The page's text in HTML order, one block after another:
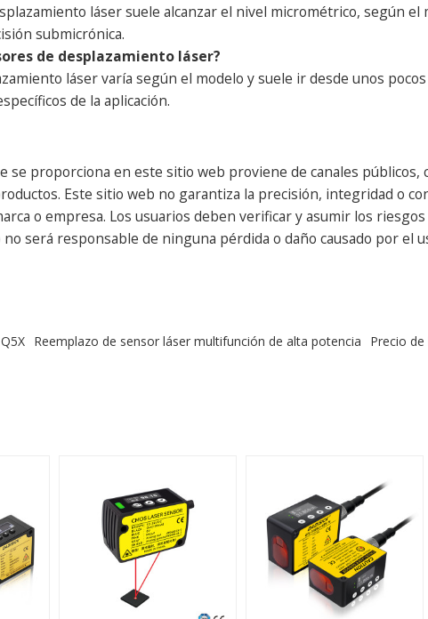
láser suele alcanzar el nivel micrométrico, según
submicrónica.
de desplazamiento láser?
láser varía según el modelo y suele ir desde unos
de la aplicación.
se proporciona en este sitio web proviene de canales
Este sitio web no garantiza la precisión, integridad o
o empresa. Los usuarios deben verificar y asumir los
será responsable de ninguna pérdida o daño causado por el
Reemplazo de sensor láser multifunción de alta potencia Precio